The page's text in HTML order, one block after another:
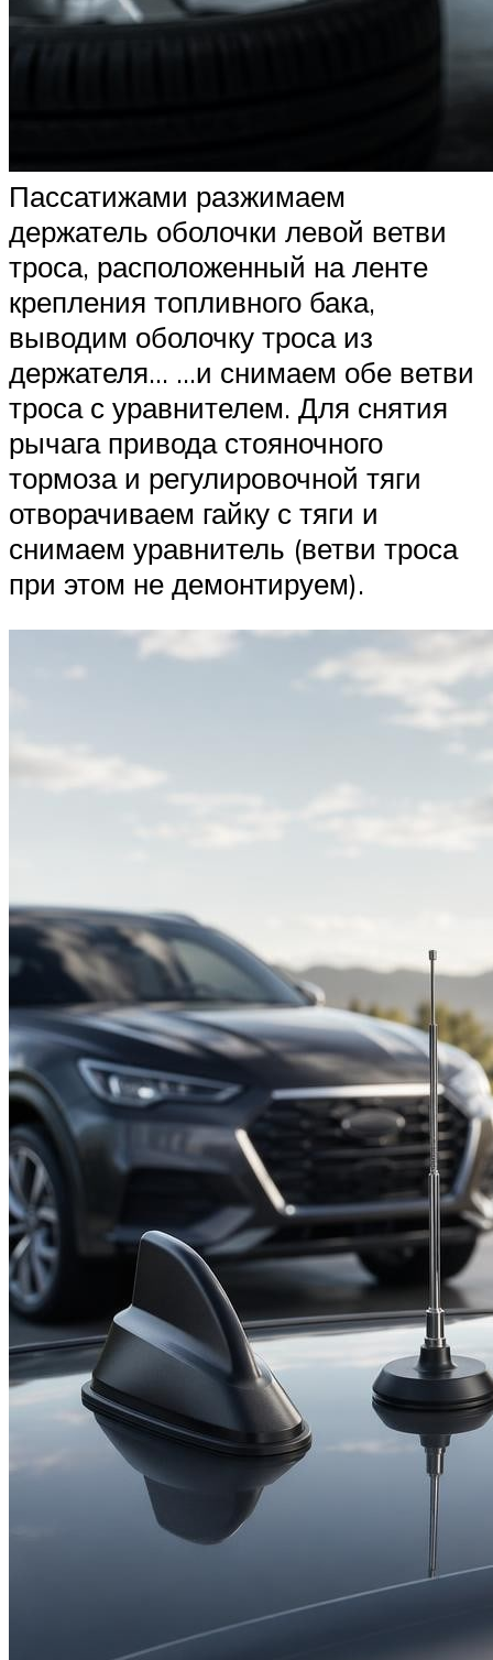
Пассатижами разжимаем
держатель оболочки левой ветви
троса, расположенный на ленте
крепления топливного бака,
выводим оболочку троса из
держателя… …и снимаем обе ветви
троса с уравнителем. Для снятия
рычага привода стояночного
тормоза и регулировочной тяги
отворачиваем гайку с тяги и
снимаем уравнитель (ветви троса
при этом не демонтируем).